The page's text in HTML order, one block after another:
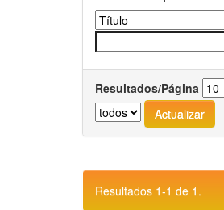
Resultados/Página
Resultados 1-1 de 1.